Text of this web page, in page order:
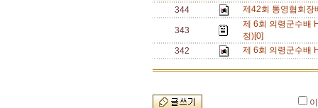
344
제42회 통영협회
343
제 6회 의령군수배
정)[0]
342
제 6회 의령군수배